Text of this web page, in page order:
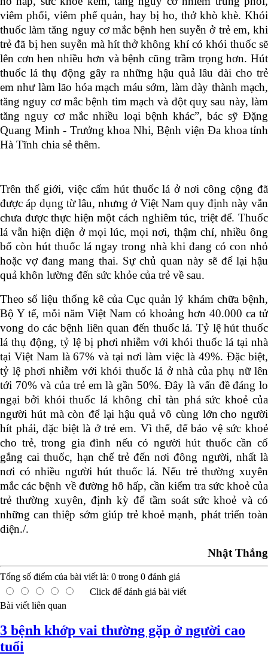
viêm phổi, viêm phế quản, hay bị ho, thở khò khè. Khói
thuốc làm tăng nguy cơ mắc bệnh hen suyễn ở trẻ em, khi
trẻ đã bị hen suyễn mà hít thở không khí có khói thuốc sẽ
lên cơn hen nhiều hơn và bệnh cũng trầm trọng hơn. Hút
thuốc lá thụ động gây ra những hậu quả lâu dài cho trẻ
em như làm lão hóa mạch máu sớm, làm dày thành mạch,
tăng nguy cơ mắc bệnh tim mạch và đột quỵ sau này, làm
tăng nguy cơ mắc nhiều loại bệnh khác”,bác sỹ Đặng
Quang Minh - Trưởng khoa Nhi, Bệnh viện Đa khoa tỉnh
Hà Tĩnh chia sẻ thêm.
Trên thế giới, việc cấm hút thuốc lá ở nơi công cộng đã
được áp dụng từ lâu, nhưng ở Việt Nam quy định này vẫn
chưa được thực hiện một cách nghiêm túc, triệt để. Thuốc
lá vẫn hiện diện ở mọi lúc, mọi nơi, thậm chí, nhiều ông
bố còn hút thuốc lá ngay trong nhà khi đang có con nhỏ
hoặc vợ đang mang thai. Sự chủ quan này sẽ để lại hậu
quả khôn lường đến sức khỏe của trẻ về sau.
Theo số liệu thống kê của Cục quản lý khám chữa bệnh,
Bộ Y tế, mỗi năm Việt Nam có khoảng hơn 40.000 ca tử
vong do các bệnh liên quan đến thuốc lá. Tỷ lệ hút thuốc
lá thụ động, tỷ lệ bị phơi nhiễm với khói thuốc lá tại nhà
tại Việt Nam là 67% và tại nơi làm việc là 49%. Đặc biệt,
tỷ lệ phơi nhiễm với khói thuốc lá ở nhà của phụ nữ lên
tới 70% và của trẻ em là gần 50%. Đây là vấn đề đáng lo
ngại bởi khói thuốc lá không chỉ tàn phá sức khoẻ của
người hút mà còn để lại hậu quả vô cùng lớn cho người
hít phải, đặc biệt là ở trẻ em. Vì thế, để bảo vệ sức khoẻ
cho trẻ, trong gia đình nếu có người hút thuốc cần cố
gắng cai thuốc, hạn chế trẻ đến nơi đông người, nhất là
nơi có nhiều người hút thuốc lá. Nếu trẻ thường xuyên
mắc các bệnh về đường hô hấp, cần kiểm tra sức khoẻ của
trẻ thường xuyên, định kỳ để tầm soát sức khoẻ và có
những can thiệp sớm giúp trẻ khoẻ mạnh, phát triển toàn
diện./.
Nhật Thắng
Tổng số điểm của bài viết là: 0 trong 0 đánh giá
Click để đánh giá bài viết
Bài viết liên quan
3 bệnh khớp vai thường gặp ở người cao
tuổi